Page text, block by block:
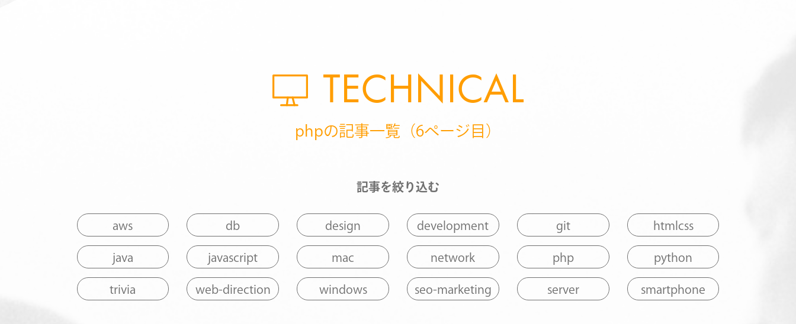
TECHNICAL
phpの記事一覧（6ページ目）
記事を絞り込む
aws db design development git htmlcss
java javascript mac network php python
trivia web-direction windows seo-marketing server smartphone